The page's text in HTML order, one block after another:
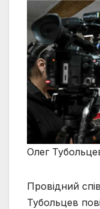
Олег
Провідний
Тубольцев